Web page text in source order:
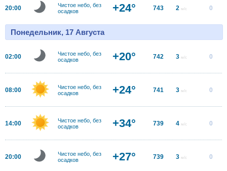
20:00
Чистое небо, без
осадков
+24° 743 2 м/с 0
Понедельник, 17 Августа
02:00
Чистое небо, без
осадков
+20° 742 3 м/с 0
08:00
Чистое небо, без
осадков
+24° 741 3 м/с 0
14:00
Чистое небо, без
осадков
+34° 739 4 м/с 0
20:00
Чистое небо, без
осадков
+27° 739 3 м/с 0